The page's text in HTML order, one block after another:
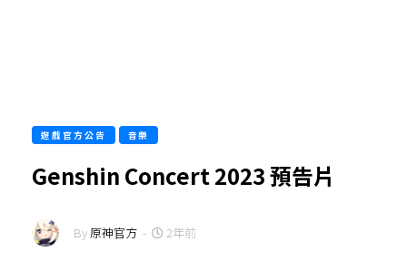
遊戲官方公告 音樂
Genshin Concert 2023 預告片
By 原神官方 - 2年前